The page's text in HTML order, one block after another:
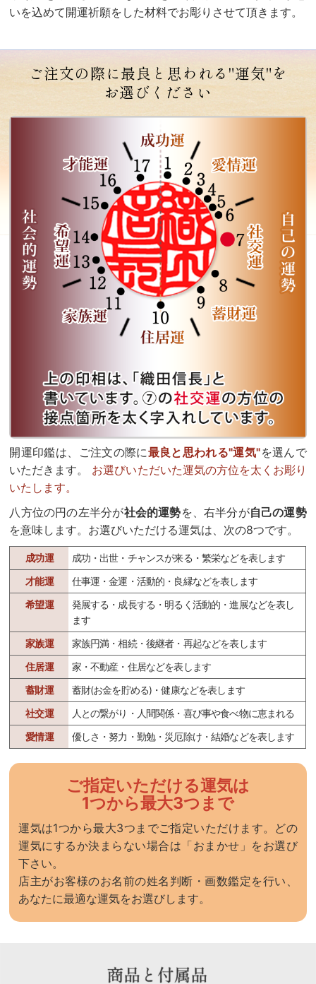
いを込めて開運祈願をした材料でお彫りさせて頂きます。
ご注文の際に最良と思われる"運気"を
お選びください
開運印鑑は、ご注文の際に最良と思われる"運気"を選んで
いただきます。 お選びいただいた運気の方位を太くお彫り
いたします。
八方位の円の左半分が社会的運勢を、右半分が自己の運勢
を意味します。お選びいただける運気は、次の8つです。
成功運
成功・出世・チャンスが来る・繁栄などを表します
才能運
仕事運・金運・活動的・良縁などを表します
希望運
発展する・成長する・明るく活動的・進展などを表し
ます
家族運
家族円満・相続・後継者・再起などを表します
住居運
家・不動産・住居などを表します
蓄財運
蓄財(お金を貯める)・健康などを表します
社交運
人との繋がり・人間関係・喜び事や食べ物に恵まれる
愛情運
優しさ・努力・勤勉・災厄除け・結婚などを表します
ご指定いただける運気は
1つから最大3つまで
運気は1つから最大3つまでご指定いただけます。どの
運気にするか決まらない場合は「おまかせ」をお選び
下さい。
店主がお客様のお名前の姓名判断・画数鑑定を行い、
あなたに最適な運気をお選びします。